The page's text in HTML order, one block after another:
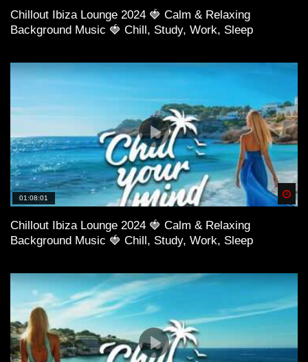
Chillout Ibiza Lounge 2024 🍓 Calm & Relaxing
Background Music 🍓 Chill, Study, Work, Sleep
01:08:01
Chillout Ibiza Lounge 2024 🍓 Calm & Relaxing
Background Music 🍓 Chill, Study, Work, Sleep